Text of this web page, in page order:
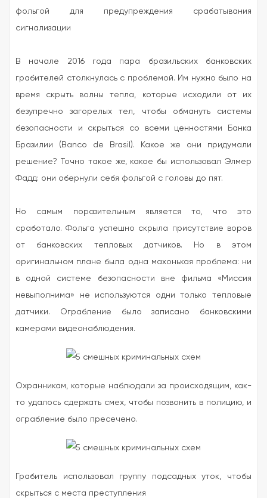
фольгой для предупреждения срабатывания
сигнализации
В начале 2016 года пара бразильских банковских
грабителей столкнулась с проблемой. Им нужно было на
время скрыть волны тепла, которые исходили от их
безупречно загорелых тел, чтобы обмануть системы
безопасности и скрыться со всеми ценностями Банка
Бразилии (Banco de Brasil). Какое же они придумали
решение? Точно такое же, какое бы использовал Элмер
Фадд: они обернули себя фольгой с головы до пят.
Но самым поразительным является то, что это
сработало. Фольга успешно скрыла присутствие воров
от банковских тепловых датчиков. Но в этом
оригинальном плане была одна махонькая проблема: ни
в одной системе безопасности вне фильма «Миссия
невыполнима» не используются одни только тепловые
датчики. Ограбление было записано банковскими
камерами видеонаблюдения.
Охранникам, которые наблюдали за происходящим, как-
то удалось сдержать смех, чтобы позвонить в полицию, и
ограбление было пресечено.
Грабитель использовал группу подсадных уток, чтобы
скрыться с места преступления